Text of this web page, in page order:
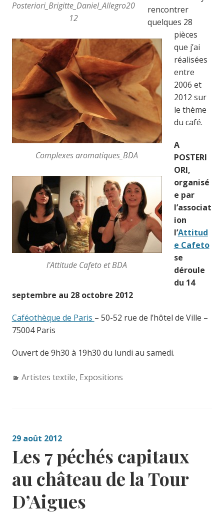
Posteriori_Brigitte_Daniel_Allegro20
12
Complexes aromatiques_BDA
l'Attitude Cafeto et BDA
rencontrer
quelques 28
pièces
que j’ai
réalisées
entre
2006 et
2012 sur
le thème
du café.
A
POSTERI
ORI,
organisé
e par
l’associat
ion
l’Attitud
e Cafeto
se
déroule
du 14
septembre au 28 octobre 2012
Caféothèque de Paris – 50-52 rue de l’hôtel de Ville –
75004 Paris
Ouvert de 9h30 à 19h30 du lundi au samedi.
Categories:
Artistes textile, Expositions
29 août 2012
Les 7 péchés capitaux
au château de la Tour
D’Aigues